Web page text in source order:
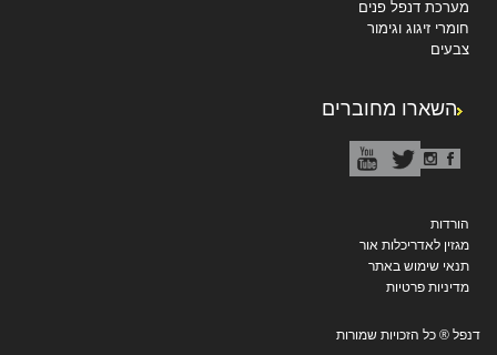
מערכת דנפל פנים
חומרי זיגוג וגימור
צבעים
השארו מחוברים
הורדות
מגזין לאדריכלות אור
תנאי שימוש באתר
מדיניות פרטיות
דנפל ® כל הזכויות שמורות